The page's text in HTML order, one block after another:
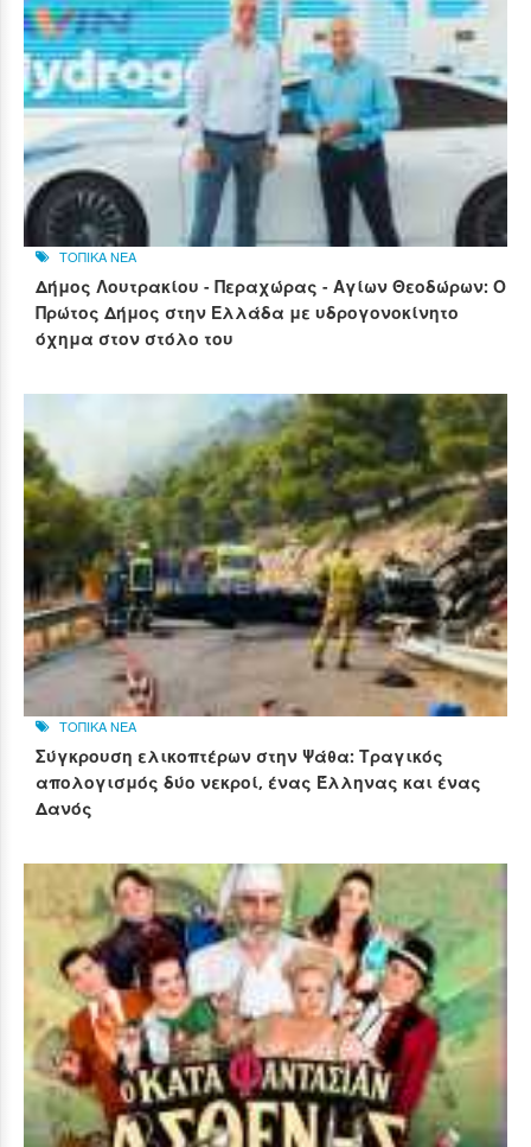
ΤΟΠΙΚΑ ΝΕΑ
Δήμος Λουτρακίου - Περαχώρας - Αγίων Θεοδώρων: Ο
Πρώτος Δήμος στην Ελλάδα με υδρογονοκίνητο
όχημα στον στόλο του
ΤΟΠΙΚΑ ΝΕΑ
Σύγκρουση ελικοπτέρων στην Ψάθα: Τραγικός
απολογισμός δύο νεκροί, ένας Έλληνας και ένας
Δανός